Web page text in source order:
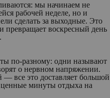
мы начинаем не
рабочей неделе, но и
сделать за выходные. Это
превращает воскресный день
по-разному: одни называют
о нервном напряжении.
все это доставляет большой
ценные минуты отдыха на